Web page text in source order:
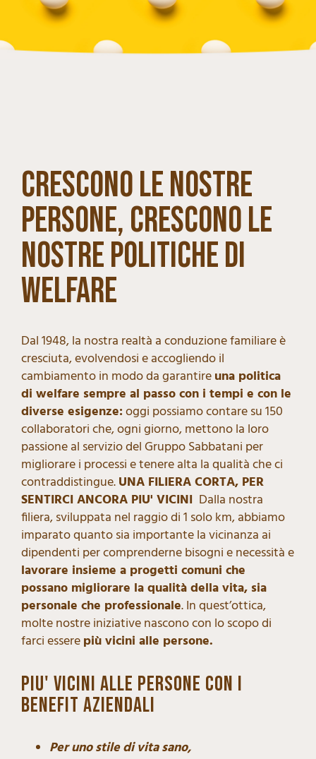
CRESCONO LE NOSTRE
PERSONE, CRESCONO LE
NOSTRE POLITICHE DI
WELFARE
Dal 1948, la nostra realtà a conduzione familiare è
cresciuta, evolvendosi e accogliendo il
cambiamento in modo da garantireuna politica
di welfare sempre al passo con i tempi e con le
diverse esigenze:oggi possiamo contare su 150
collaboratori che, ogni giorno, mettono la loro
passione al servizio del Gruppo Sabbatani per
migliorare i processi e tenere alta la qualità che ci
contraddistingue.UNA FILIERA CORTA, PER
SENTIRCI ANCORA PIU' VICINI Dalla nostra
filiera, sviluppata nel raggio di 1 solo km, abbiamo
imparato quanto sia importante la vicinanza ai
dipendenti per comprenderne bisogni e necessità e
lavorare insieme a progetti comuni che
possano migliorare la qualità della vita, sia
personale che professionale. In quest’ottica,
molte nostre iniziative nascono con lo scopo di
farci esserepiù vicini alle persone.
PIU' VICINI ALLE PERSONE CON I
BENEFIT AZIENDALI
Per uno stile di vita sano,